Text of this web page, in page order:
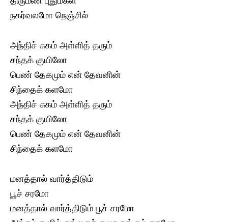
நகர்வலமோ நெஞ்சில்
அந்திச் சுகம் அள்ளித் தரும்
சந்தக் குயிலோ
பெண் தேகமும் என் தேவனின்
சிந்தைக் களமோ
அந்திச் சுகம் அள்ளித் தரும்
சந்தக் குயிலோ
பெண் தேகமும் என் தேவனின்
சிந்தைக் களமோ
மனத்தால் வார்த்திடும்
பூச் சரமோ
மனத்தால் வார்த்திடும் பூச் சரமோ